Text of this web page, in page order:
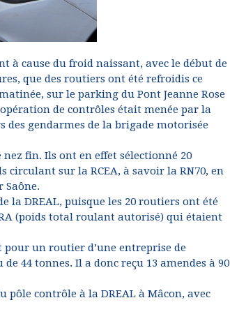
à cause du froid naissant, avec le début de
que des routiers ont été refroidis ce
sur le parking du Pont Jeanne Rose
de contrôles était menée par la
des gendarmes de la brigade motorisée
fin. Ils ont en effet sélectionné 20
circulant sur la RCEA, à savoir la RN70, en
Saône.
la DREAL, puisque les 20 routiers ont été
(poids total roulant autorisé) qui étaient
un routier d’une entreprise de
44 tonnes. Il a donc reçu 13 amendes à 90
contrôle à la DREAL à Mâcon, avec